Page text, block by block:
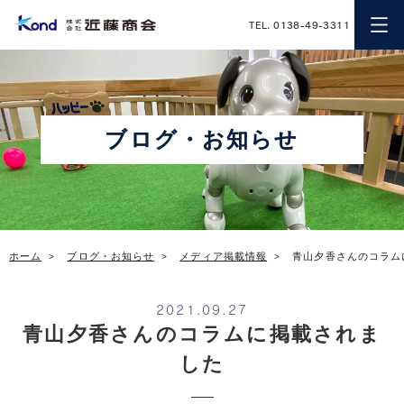
近藤商会
TEL. 0138-49-3311
ブログ・お知らせ
ホーム ブログ・お知らせ メディア掲載情報 青山夕香さんのコラ
2021.09.27
青山夕香さんのコラムに掲載されま
した